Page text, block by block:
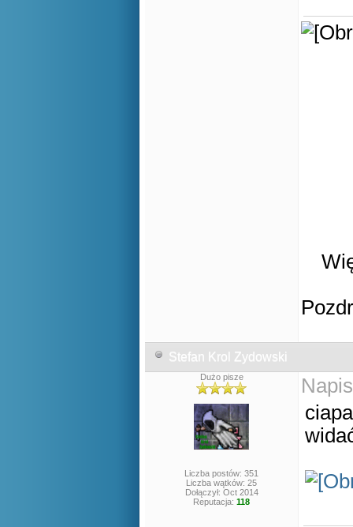
Stefan Krol Zydowski
Dużo pisze
Liczba postów: 351
Liczba wątków: 25
Dołączył: Oct 2014
Reputacja: 118